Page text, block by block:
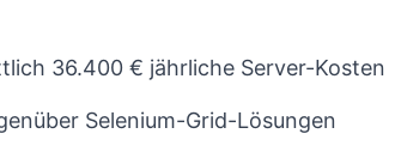
36.400 € jährliche Server-Kosten
Selenium-Grid-Lösungen